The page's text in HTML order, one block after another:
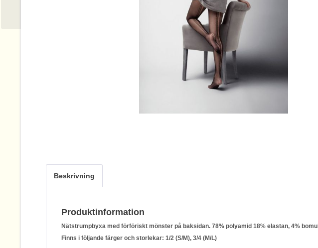
Beskrivning
Produktinformation
Nätstrumpbyxa med förföriskt mönster på baksidan. 78% polyamid 18% elastan, 4% bomull
Finns i följande färger och storlekar: 1/2 (S/M), 3/4 (M/L)